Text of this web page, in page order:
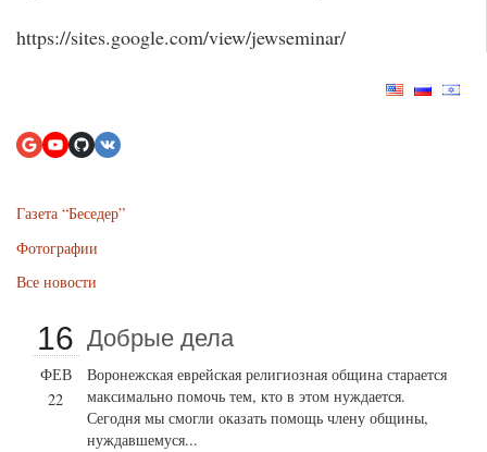
https://sites.google.com/view/jewseminar/
Газета “Беседер”
Фотографии
Все новости
16
ФЕВ
22
Добрые дела
Воронежская еврейская религиозная община старается
максимально помочь тем, кто в этом нуждается.
Сегодня мы смогли оказать помощь члену общины,
нуждавшемуся...